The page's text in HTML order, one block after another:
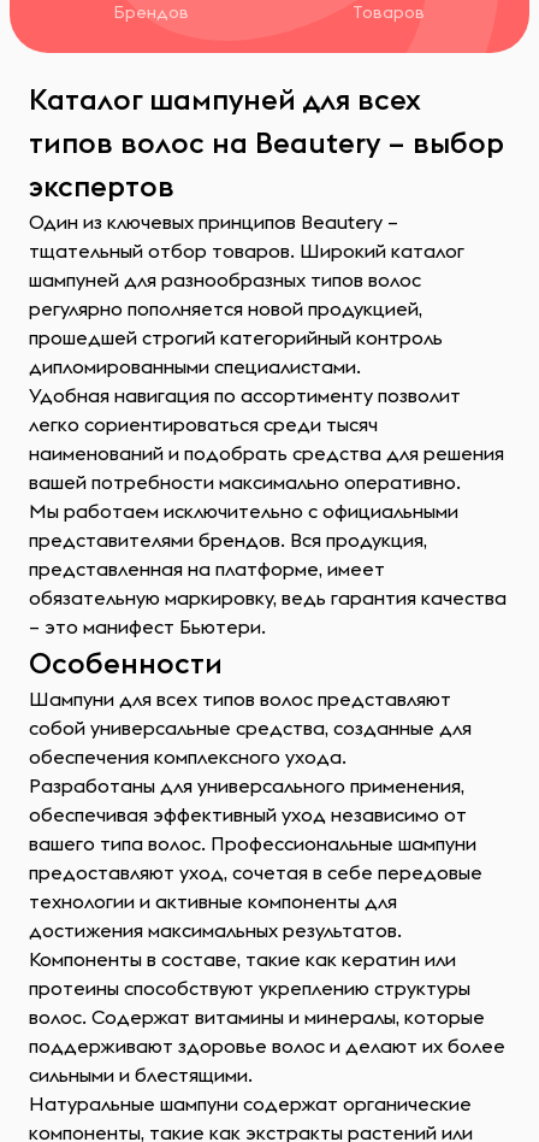
Брендов Товаров
Каталог шампуней для всех
типов волос на Beautery – выбор
экспертов
Один из ключевых принципов Beautery –
тщательный отбор товаров. Широкий каталог
шампуней для разнообразных типов волос
регулярно пополняется новой продукцией,
прошедшей строгий категорийный контроль
дипломированными специалистами.
Удобная навигация по ассортименту позволит
легко сориентироваться среди тысяч
наименований и подобрать средства для решения
вашей потребности максимально оперативно.
Мы работаем исключительно с официальными
представителями брендов. Вся продукция,
представленная на платформе, имеет
обязательную маркировку, ведь гарантия качества
– это манифест Бьютери.
Особенности
Шампуни для всех типов волос представляют
собой универсальные средства, созданные для
обеспечения комплексного ухода.
Разработаны для универсального применения,
обеспечивая эффективный уход независимо от
вашего типа волос. Профессиональные шампуни
предоставляют уход, сочетая в себе передовые
технологии и активные компоненты для
достижения максимальных результатов.
Компоненты в составе, такие как кератин или
протеины способствуют укреплению структуры
волос. Содержат витамины и минералы, которые
поддерживают здоровье волос и делают их более
сильными и блестящими.
Натуральные шампуни содержат органические
компоненты, такие как экстракты растений или